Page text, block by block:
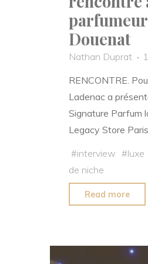
Douenat
Nathan Duprat
RENCONTRE.
Ladenac a
Signature Parfum
Legacy Store
#interview #luxe
de niche
Read more
avec